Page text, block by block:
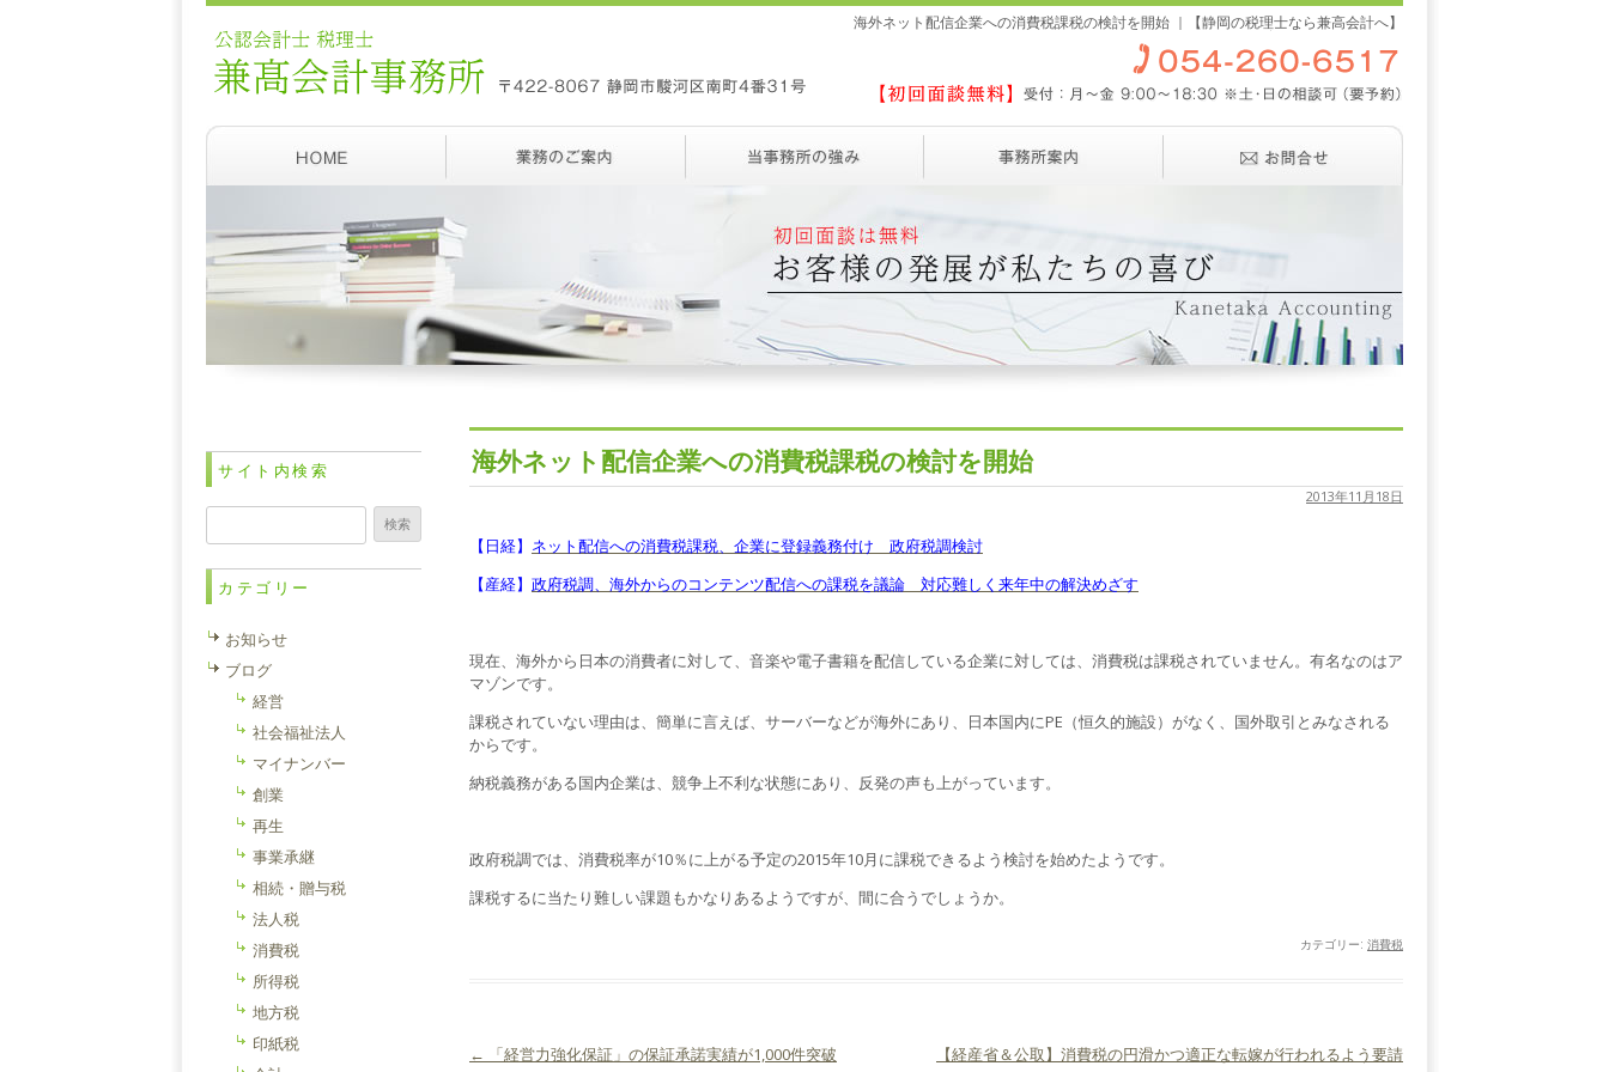
海外ネット配信企業への消費税課税の検討を開始 ｜【静岡の税理士なら兼高会計へ】
海外ネット配信企業への消費税課税の検討を開始
2013年11月18日
【日経】 ネット配信への消費税課税、企業に登録義務付け 政府税調検討
【産経】 政府税調、海外からのコンテンツ配信への課税を議論 対応難しく来年中の解決めざす
現在、海外から日本の消費者に対して、音楽や電子書籍を配信している企業に対しては、消費税は課税されていません。有名なのはア
マゾンです。
課税されていない理由は、簡単に言えば、サーバーなどが海外にあり、日本国内にPE（恒久的施設）がなく、国外取引とみなされる
からです。
納税義務がある国内企業は、競争上不利な状態にあり、反発の声も上がっています。
政府税調では、消費税率が10％に上がる予定の2015年10月に課税できるよう検討を始めたようです。
課税するに当たり難しい課題もかなりあるようですが、間に合うでしょうか。
カテゴリー: 消費税
← 「経営力強化保証」の保証承諾実績が1,000件突破
【経産省＆公取】消費税の円滑かつ適正な転嫁が行われるよう要請
サイト内検索
検
索:
カテゴリー
お知らせ
ブログ
経営
社会福祉法人
マイナンバー
創業
再生
事業承継
相続・贈与税
法人税
消費税
所得税
地方税
印紙税